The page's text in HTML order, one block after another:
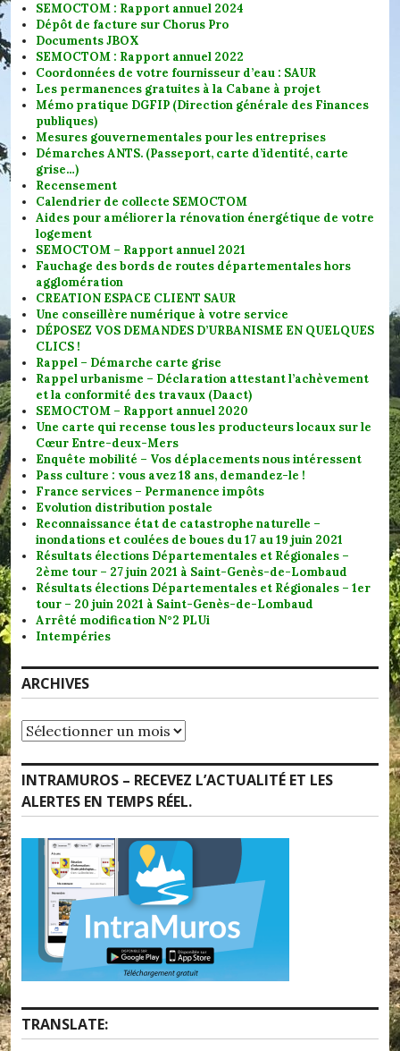
SEMOCTOM : Rapport annuel 2024
Dépôt de facture sur Chorus Pro
Documents JBOX
SEMOCTOM : Rapport annuel 2022
Coordonnées de votre fournisseur d’eau : SAUR
Les permanences gratuites à la Cabane à projet
Mémo pratique DGFIP (Direction générale des Finances
publiques)
Mesures gouvernementales pour les entreprises
Démarches ANTS. (Passeport, carte d’identité, carte
grise…)
Recensement
Calendrier de collecte SEMOCTOM
Aides pour améliorer la rénovation énergétique de votre
logement
SEMOCTOM – Rapport annuel 2021
Fauchage des bords de routes départementales hors
agglomération
CREATION ESPACE CLIENT SAUR
Une conseillère numérique à votre service
DÉPOSEZ VOS DEMANDES D’URBANISME EN QUELQUES
CLICS !
Rappel – Démarche carte grise
Rappel urbanisme – Déclaration attestant l’achèvement
et la conformité des travaux (Daact)
SEMOCTOM – Rapport annuel 2020
Une carte qui recense tous les producteurs locaux sur le
Cœur Entre-deux-Mers
Enquête mobilité – Vos déplacements nous intéressent
Pass culture : vous avez 18 ans, demandez-le !
France services – Permanence impôts
Evolution distribution postale
Reconnaissance état de catastrophe naturelle –
inondations et coulées de boues du 17 au 19 juin 2021
Résultats élections Départementales et Régionales –
2ème tour – 27 juin 2021 à Saint-Genès-de-Lombaud
Résultats élections Départementales et Régionales – 1er
tour – 20 juin 2021 à Saint-Genès-de-Lombaud
Arrêté modification N°2 PLUi
Intempéries
ARCHIVES
Archives
INTRAMUROS – RECEVEZ L’ACTUALITÉ ET LES
ALERTES EN TEMPS RÉEL.
TRANSLATE: